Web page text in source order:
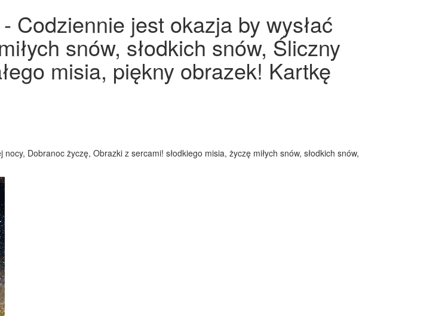
Codziennie jest okazja by wysłać
snów, słodkich snów, Śliczny
misia, piękny obrazek! Kartkę
Dobranoc życzę, Obrazki z sercami! słodkiego misia, życzę miłych snów, słodkich snów,